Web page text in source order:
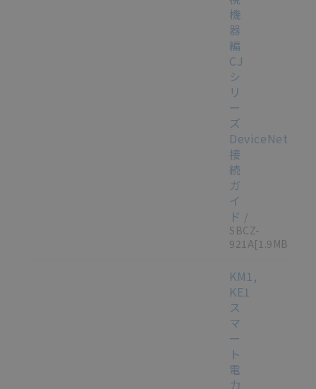
機
器
編
CJ
シ
リ
ー
ズ
DeviceNet（
接
続
ガ
イ
ド /
SBCZ-
921A[1.9MB]
KM1,
KE1
ス
マ
ー
ト
電
力